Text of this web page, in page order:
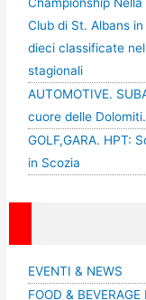
Club di St. Albans
dieci classificate
stagionali
AUTOMOTIVE.
cuore delle Dolomiti.
GOLF,GARA. HPT:
in Scozia
EVENTI & NEWS
FOOD & BEVERAGE